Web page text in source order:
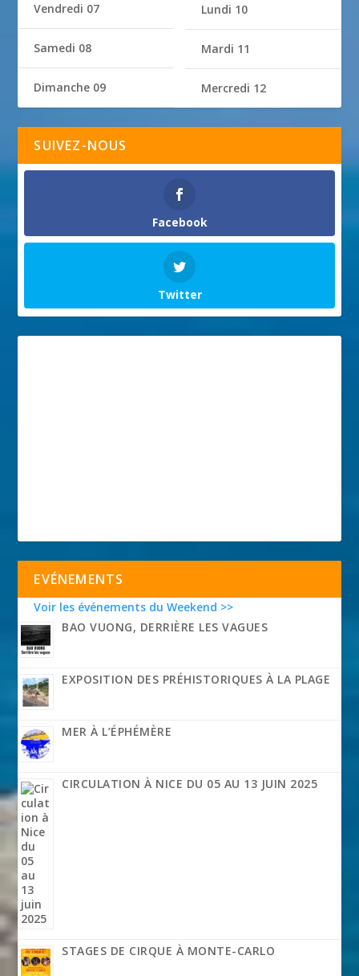
Vendredi 07
Samedi 08
Dimanche 09
Lundi 10
Mardi 11
Mercredi 12
SUIVEZ-NOUS
Facebook
Twitter
EVÉNEMENTS
Voir les événements du Weekend >>
BAO VUONG, DERRIÈRE LES VAGUES
EXPOSITION DES PRÉHISTORIQUES À LA PLAGE
MER À L’ÉPHÉMÈRE
CIRCULATION À NICE DU 05 AU 13 JUIN 2025
STAGES DE CIRQUE À MONTE-CARLO